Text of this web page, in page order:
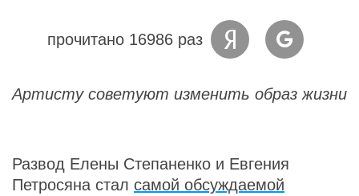
прочитано 16986 раз
Артисту советуют изменить образ жизни
Развод Елены Степаненко и Евгения
Петросяна стал самой обсуждаемой